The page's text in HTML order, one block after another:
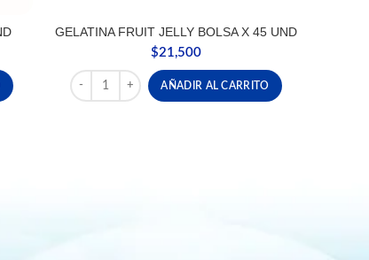
cantidad
GELATINA FRUIT JELLY BOLSA X 45 UND
$21,500
GELATINA FRUIT JELLY BOLSA X 45 UND cantidad
AÑADIR AL CARRITO